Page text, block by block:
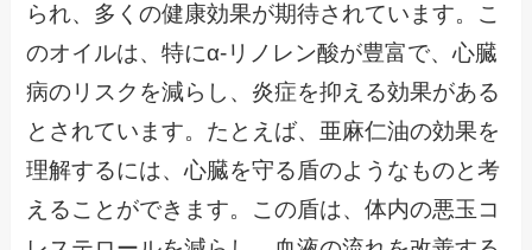
られ、多くの健康効果が期待されています。こ
のオイルは、特にα-リノレン酸が豊富で、心臓
病のリスクを減らし、炎症を抑える効果がある
とされています。たとえば、亜麻仁油の効果を
理解するには、心臓を守る盾のようなものと考
えることができます。この盾は、体内の悪玉コ